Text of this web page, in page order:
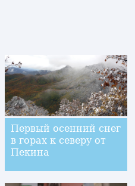
Первый осенний снег
в горах к северу от
Пекина